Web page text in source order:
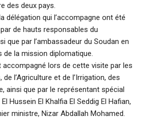
des deux pays.
délégation qui l’accompagne ont été
de hauts responsables du
que par l’ambassadeur du Soudan en
de la mission diplomatique.
lors de cette visite par les
l’Agriculture et de l’Irrigation, des
ainsi que par le représentant spécial
Hussein El Khalfia El Seddig El Hafian,
ministre, Nizar Abdallah Mohamed.